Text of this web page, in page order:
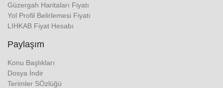
Güzergah Haritaları Fiyatı
Yol Profil Belirlemesi Fiyatı
LIHKAB Fiyat Hesabı
Paylaşım
Konu Başlıkları
Dosya İndir
Terimler SÖzlüğü